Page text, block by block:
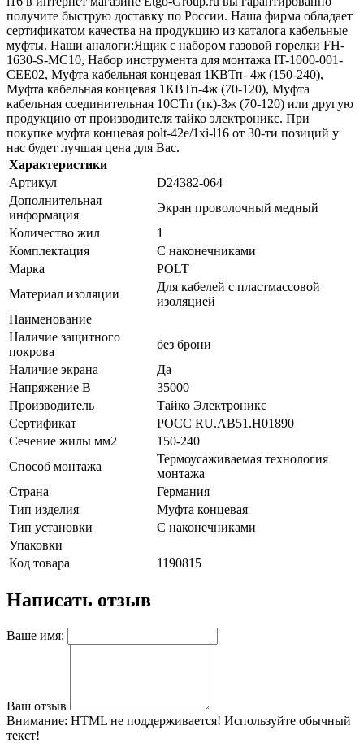
получите быструю доставку по России. Наша фирма обладает
сертификатом качества на продукцию из каталога кабельные
муфты. Наши аналоги:Ящик с набором газовой горелки FH-
1630-S-MC10, Набор инструмента для монтажа IT-1000-001-
CEE02, Муфта кабельная концевая 1КВТп- 4ж (150-240),
Муфта кабельная концевая 1КВТп-4ж (70-120), Муфта
кабельная соединительная 10СТп (тк)-3ж (70-120) или другую
продукцию от производителя тайко электроникс. При
покупке муфта концевая polt-42e/1xi-l16 от 30-ти позиций у
нас будет лучшая цена для Вас.
Характеристики
Артикул
D24382-064
Дополнительная
информация
Экран проволочный медный
Количество жил
1
Комплектация
С наконечниками
Марка
POLT
Материал изоляции
Для кабелей с пластмассовой
изоляцией
Наименование
Наличие защитного
покрова
без брони
Наличие экрана
Да
Напряжение В
35000
Производитель
Тайко Электроникс
Сертификат
POCC RU.AB51.H01890
Сечение жилы мм2
150-240
Способ монтажа
Термоусаживаемая технология
монтажа
Страна
Германия
Тип изделия
Муфта концевая
Тип установки
С наконечниками
Упаковки
Код товара
1190815
Написать отзыв
Ваше имя:
Ваш отзыв
Внимание: HTML не поддерживается! Используйте обычный
текст!